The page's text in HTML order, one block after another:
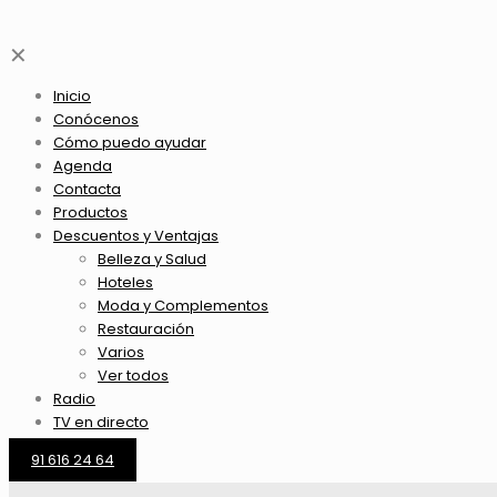
✕
Inicio
Conócenos
Cómo puedo ayudar
Agenda
Contacta
Productos
Descuentos y Ventajas
Belleza y Salud
Hoteles
Moda y Complementos
Restauración
Varios
Ver todos
Radio
TV en directo
91 616 24 64